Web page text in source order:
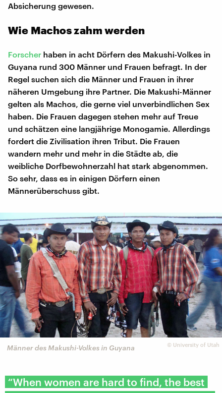
Absicherung gewesen.
Wie Machos zahm werden
Forscher haben in acht Dörfern des Makushi-Volkes in
Guyana rund 300 Männer und Frauen befragt. In der
Regel suchen sich die Männer und Frauen in ihrer
näheren Umgebung ihre Partner. Die Makushi-Männer
gelten als Machos, die gerne viel unverbindlichen Sex
haben. Die Frauen dagegen stehen mehr auf Treue
und schätzen eine langjährige Monogamie. Allerdings
fordert die Zivilisation ihren Tribut. Die Frauen
wandern mehr und mehr in die Städte ab, die
weibliche Dorfbewohnerzahl hat stark abgenommen.
So sehr, dass es in einigen Dörfern einen
Männerüberschuss gibt.
© University of Utah
Männer des Makushi-Volkes in Guyana
“When women are hard to find, the best